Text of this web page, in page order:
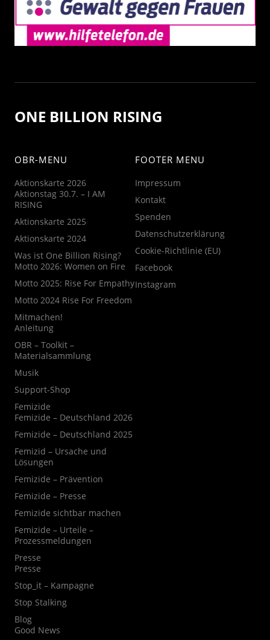
ONE BILLION RISING
OBR-MENU
Aktionskarte 2026
Aktionstag 30.7. – I AM
RISING
Aktionskarte 2025
Aktionskarte 2024
Was ist One Billion Rising?
Motto 2026: Women on Fire
Motto 2025: Rise For Empathy
Motto 2024 Rise For Freedom
Mitmachen!
Anleitung
OBR – Toolkit –
Materialsammlung
Musik
Support-Shop
Femizide
Femizide – Deutschland 2026
Femizide – Deutschland 2025
Femizid – Ursache und
Lösungen
Femizide – Prävention
Femizide – Presse
Femizide sichtbar machen
Femizide – Urteile –
Prozessmeldungen
Presse
Presse
Stop_it – Kampagne
Stop Stalking
Blog
Good News
FOOTER MENU
Impressum
Kontakt
Spenden
Datenschutzerklärung
Cookie-Richtlinie (EU)
Facebook
Instagram